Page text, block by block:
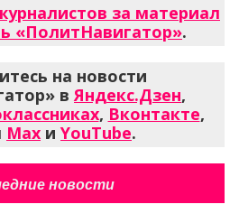
за материал
«ПолитНавигатор».
на новости
вЯндекс.Дзен,
, Вконтакте,
Max и YouTube.
новости